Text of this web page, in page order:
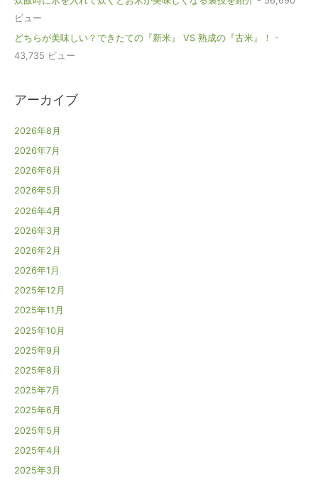
ビュー
どちらが美味しい？できたての『新米』 VS 熟成の『古米』！
-
43,735 ビュー
アーカイブ
2026年8月
2026年7月
2026年6月
2026年5月
2026年4月
2026年3月
2026年2月
2026年1月
2025年12月
2025年11月
2025年10月
2025年9月
2025年8月
2025年7月
2025年6月
2025年5月
2025年4月
2025年3月